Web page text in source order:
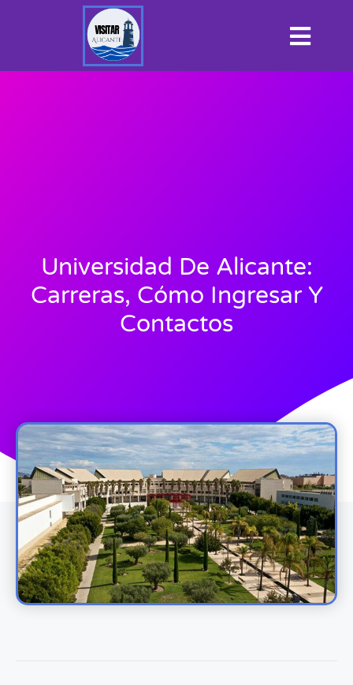
Universidad De Alicante:
Carreras, Cómo Ingresar Y
Contactos